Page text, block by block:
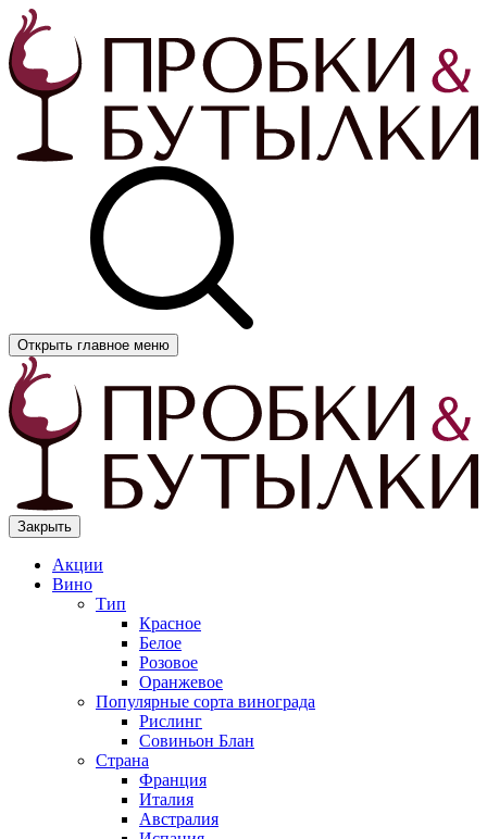
Открыть главное меню
Закрыть
Акции
Вино
Тип
Красное
Белое
Розовое
Оранжевое
Популярные сорта винограда
Рислинг
Совиньон Блан
Страна
Франция
Италия
Австралия